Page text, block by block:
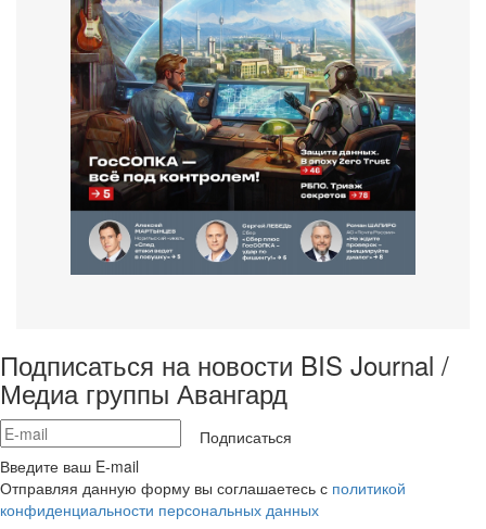
Подписаться на новости BIS Journal /
Медиа группы Авангард
Подписаться
Введите ваш E-mail
Отправляя данную форму вы соглашаетесь с политикой
конфиденциальности персональных данных